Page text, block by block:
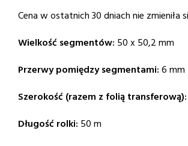
wynosiła:wynosi:
Cena w ostatnich 30 dniach nie zmieniła
Wielkość segmentów: 50 x 50,2 mm
Przerwy pomiędzy segmentami:6 mm
Szerokość (razem z folią transferową):
Długość rolki: 50 m